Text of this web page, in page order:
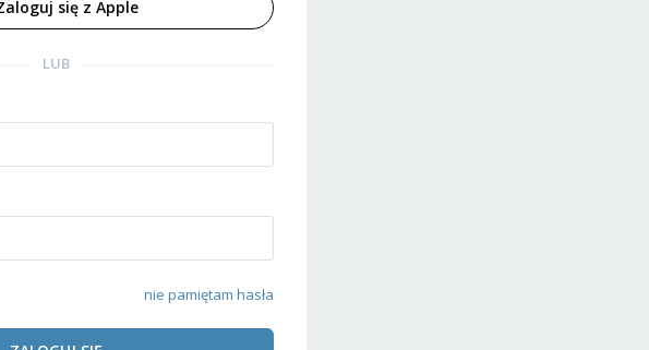
się z Apple
LUB
nie pamiętam hasła